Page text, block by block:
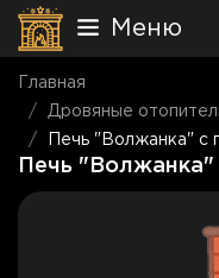
Меню
Главная
Дровяные
Печь "Волжанка" с
Печь "Волжанка"